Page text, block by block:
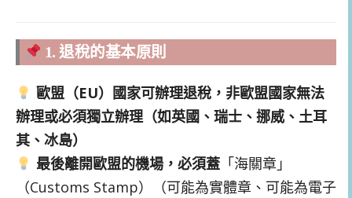
1. 退稅的基本原則
歐盟（EU）國家可辦理退稅，非歐盟國家無法
辦理或必須獨立辦理（如英國、瑞士、挪威、土耳
其、冰島）
最後離開歐盟的機場，必須蓋「海關章」
（Customs Stamp）（可能為實體章、可能為電子